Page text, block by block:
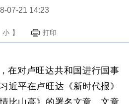
07-21 14:23
小 】 打印
对卢旺达共和国进行国事
近平在卢旺达《新时代报》
比山高》的署名文章。文章